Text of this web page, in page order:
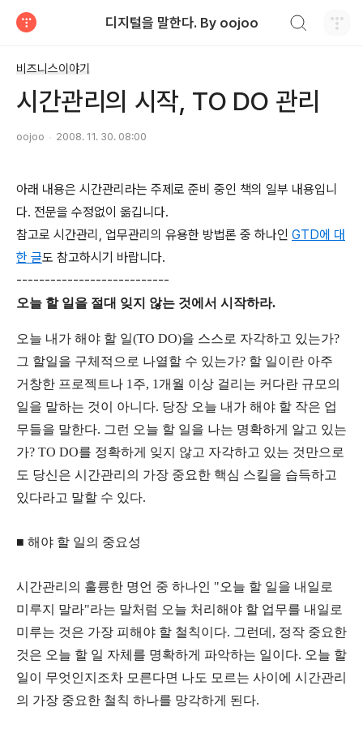
디지털을 말한다. By oojoo
비즈니스이야기
시간관리의 시작, TO DO 관리
oojoo 2008. 11. 30. 08:00
아래 내용은 시간관리라는 주제로 준비 중인 책의 일부 내용입니
다. 전문을 수정없이 옮깁니다.
참고로 시간관리, 업무관리의 유용한 방법론 중 하나인 GTD에 대
한 글도 참고하시기 바랍니다.
---------------------------
오늘 할 일을 절대 잊지 않는 것에서 시작하라.
오늘 내가 해야 할 일(TO DO)을 스스로 자각하고 있는가?
그 할일을 구체적으로 나열할 수 있는가? 할 일이란 아주
거창한 프로젝트나 1주, 1개월 이상 걸리는 커다란 규모의
일을 말하는 것이 아니다. 당장 오늘 내가 해야 할 작은 업
무들을 말한다. 그런 오늘 할 일을 나는 명확하게 알고 있는
가? TO DO를 정확하게 잊지 않고 자각하고 있는 것만으로
도 당신은 시간관리의 가장 중요한 핵심 스킬을 습득하고
있다라고 말할 수 있다.
■ 해야 할 일의 중요성
시간관리의 훌륭한 명언 중 하나인 "오늘 할 일을 내일로
미루지 말라"라는 말처럼 오늘 처리해야 할 업무를 내일로
미루는 것은 가장 피해야 할 철칙이다. 그런데, 정작 중요한
것은 오늘 할 일 자체를 명확하게 파악하는 일이다. 오늘 할
일이 무엇인지조차 모른다면 나도 모르는 사이에 시간관리
의 가장 중요한 철칙 하나를 망각하게 된다.